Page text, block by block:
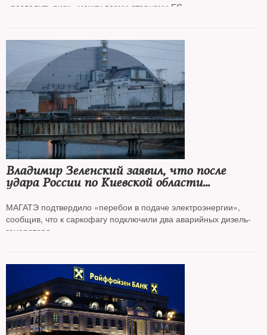
«разделить риск» между всеми странами ЕС
Владимир Зеленский заявил, что после
удара России по Киевской области
МАГАТЭ подтвердило «перебои в подаче электроэнергии»,
сообщив, что к саркофагу подключили два аварийных дизель-
генератора